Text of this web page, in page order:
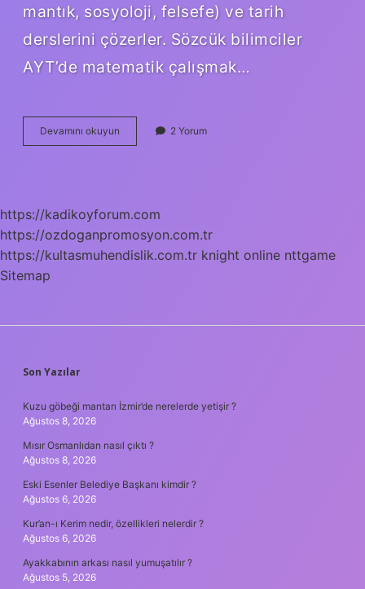
mantık, sosyoloji, felsefe) ve tarih
derslerini çözerler. Sözcük bilimciler
AYT’de matematik çalışmak…
Devamını okuyun
Bölümü
2 Yorum
https://kadikoyforum.com
https://ozdoganpromosyon.com.tr
https://kultasmuhendislik.com.tr knight online nttgame
Sitemap
SIDEBAR
Son Yazılar
Kuzu göbeği mantarı İzmir’de nerelerde yetişir ?
Ağustos 8, 2026
Mısır Osmanlıdan nasıl çıktı ?
Ağustos 8, 2026
Eski Esenler Belediye Başkanı kimdir ?
Ağustos 6, 2026
Kur’an-ı Kerim nedir, özellikleri nelerdir ?
Ağustos 6, 2026
Ayakkabının arkası nasıl yumuşatılır ?
Ağustos 5, 2026